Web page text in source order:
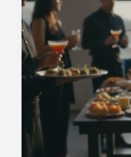
dînatoire
combien
de
bouchées
prévoir
par